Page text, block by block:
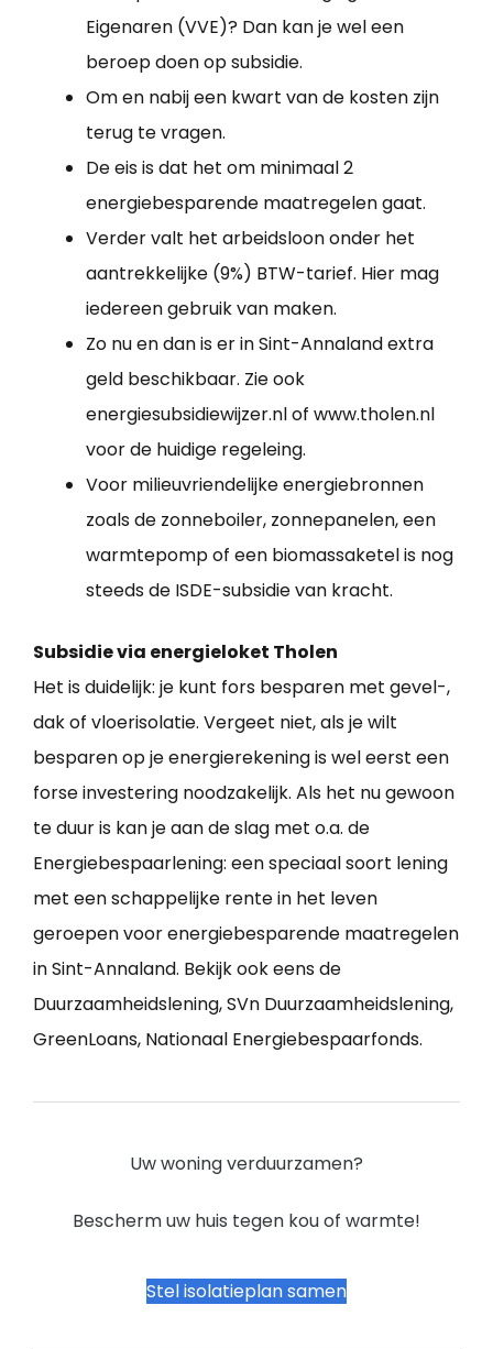
Eigenaren (VVE)? Dan kan je wel een
beroep doen op subsidie.
Om en nabij een kwart van de kosten zijn
terug te vragen.
De eis is dat het om minimaal 2
energiebesparende maatregelen gaat.
Verder valt het arbeidsloon onder het
aantrekkelijke (9%) BTW-tarief. Hier mag
iedereen gebruik van maken.
Zo nu en dan is er in Sint-Annaland extra
geld beschikbaar. Zie ook
energiesubsidiewijzer.nl of www.tholen.nl
voor de huidige regeleing.
Voor milieuvriendelijke energiebronnen
zoals de zonneboiler, zonnepanelen, een
warmtepomp of een biomassaketel is nog
steeds de ISDE-subsidie van kracht.
Subsidie via energieloket Tholen
Het is duidelijk: je kunt fors besparen met gevel-,
dak of vloerisolatie. Vergeet niet, als je wilt
besparen op je energierekening is wel eerst een
forse investering noodzakelijk. Als het nu gewoon
te duur is kan je aan de slag met o.a. de
Energiebespaarlening: een speciaal soort lening
met een schappelijke rente in het leven
geroepen voor energiebesparende maatregelen
in Sint-Annaland. Bekijk ook eens de
Duurzaamheidslening, SVn Duurzaamheidslening,
GreenLoans, Nationaal Energiebespaarfonds.
Uw woning verduurzamen?
Bescherm uw huis tegen kou of warmte!
Stel isolatieplan samen